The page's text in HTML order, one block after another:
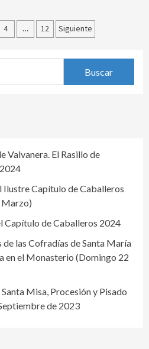
4 … 12 Siguiente
Valvanera. El Rasillo de
Capítulo de Caballeros
Marzo)
Capítulo de Caballeros 2024
las Cofradías de Santa María
en el Monasterio (Domingo 22
Misa, Procesión y Pisado
de 2023